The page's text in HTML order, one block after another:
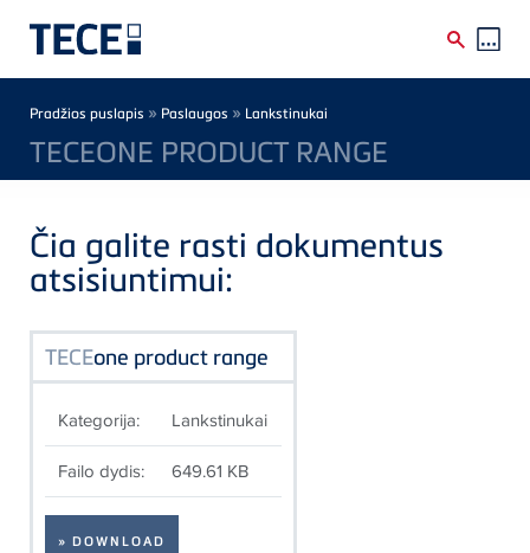
Breadcrumb
Pradžios puslapis » Paslaugos » Lankstinukai
TECEONE PRODUCT RANGE
Čia galite rasti dokumentus
atsisiuntimui:
TECEone product range
Kategorija: Lankstinukai
Failo dydis: 649.61 KB
» DOWNLOAD